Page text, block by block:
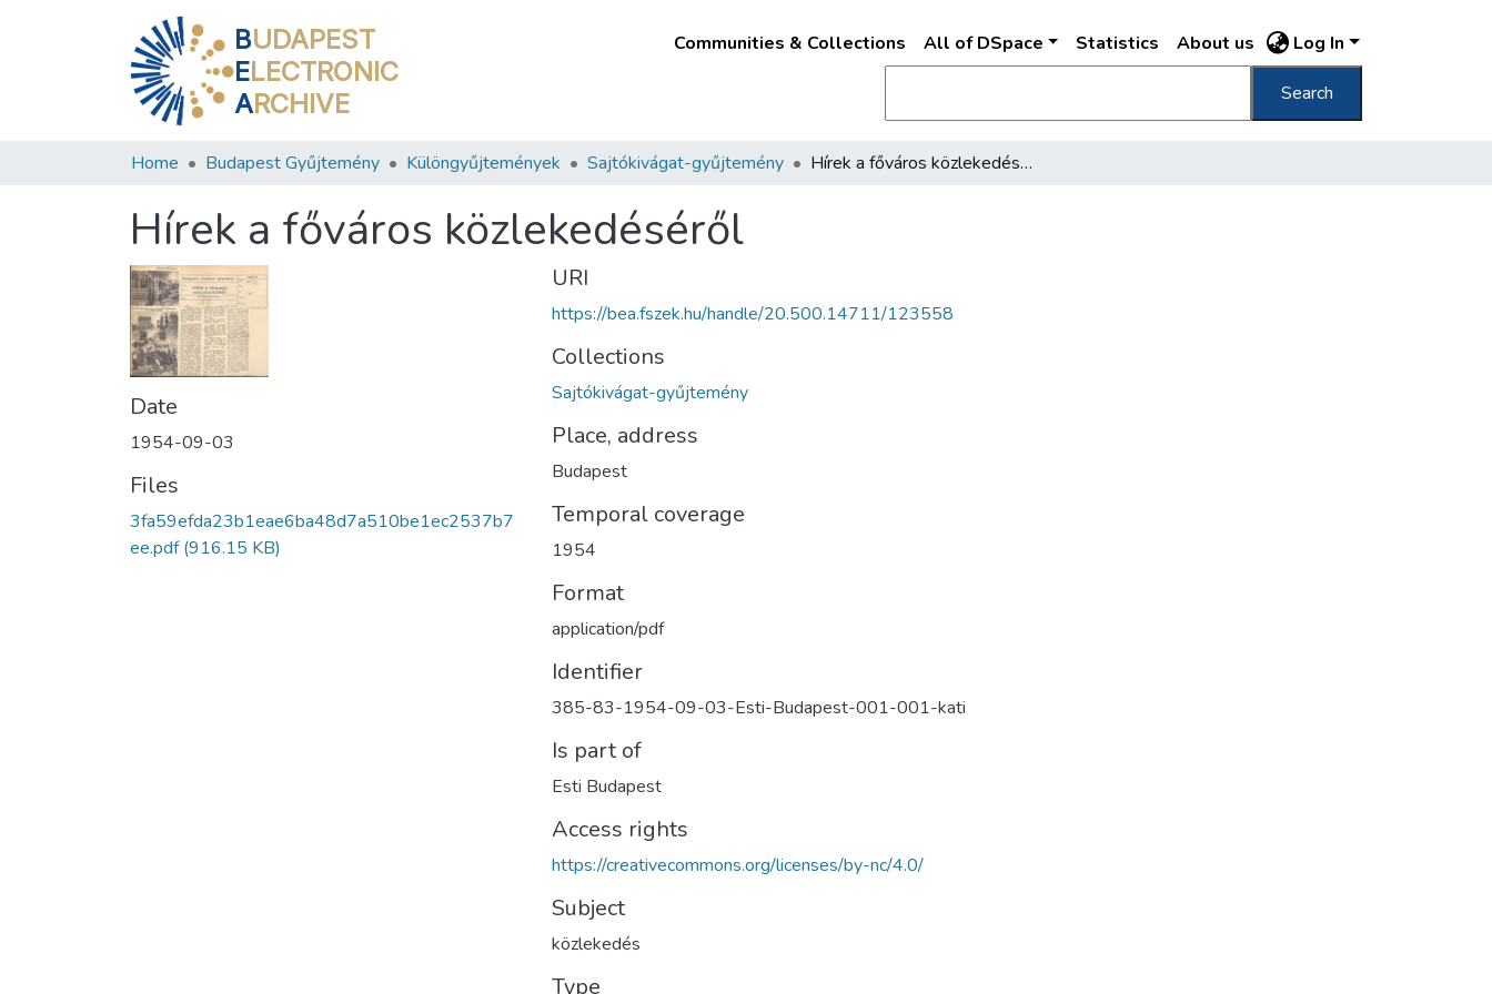
BUDAPEST
ELECTRONIC
ARCHIVE
Communities & Collections All of DSpace Statistics About us Log In
Search
Home Budapest Gyűjtemény Különgyűjtemények Sajtókivágat-gyűjtemény Hírek a főváros közlekedéséről
Hírek a főváros közlekedéséről
Date
1954-09-03
Files
3fa59efda23b1eae6ba48d7a510be1ec2537b7
ee.pdf(916.15 KB)
URI
https://bea.fszek.hu/handle/20.500.14711/123558
Collections
Sajtókivágat-gyűjtemény
Place, address
Budapest
Temporal coverage
1954
Format
application/pdf
Identifier
385-83-1954-09-03-Esti-Budapest-001-001-kati
Is part of
Esti Budapest
Access rights
https://creativecommons.org/licenses/by-nc/4.0/
Subject
közlekedés
Type